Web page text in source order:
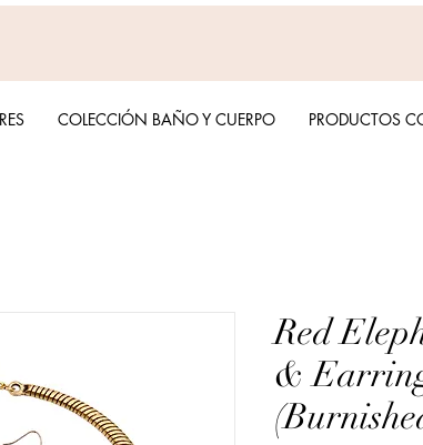
Red
&
COLECCIÓN BAÑO Y CUERPO PRODUCTOS